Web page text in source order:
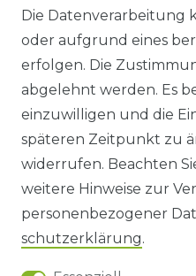
WIDERRUFS­FORMULAR
HINWEISE ZUR
IMPRESSUM
AGB UND
Die Datenverarbeitung
oder aufgrund eines
erfolgen. Die
abgelehnt werden. Es
einzuwilligen und die
späteren Zeitpunkt zu
widerrufen. Beachten
weitere Hinweise zur
personenbezogener
schutz­erklärung.